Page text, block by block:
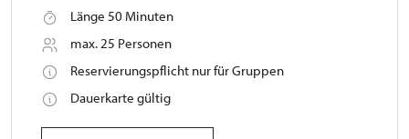
Länge 50 Minuten
max. 25 Personen
Reservierungspflicht nur für Gruppen
Dauerkarte gültig